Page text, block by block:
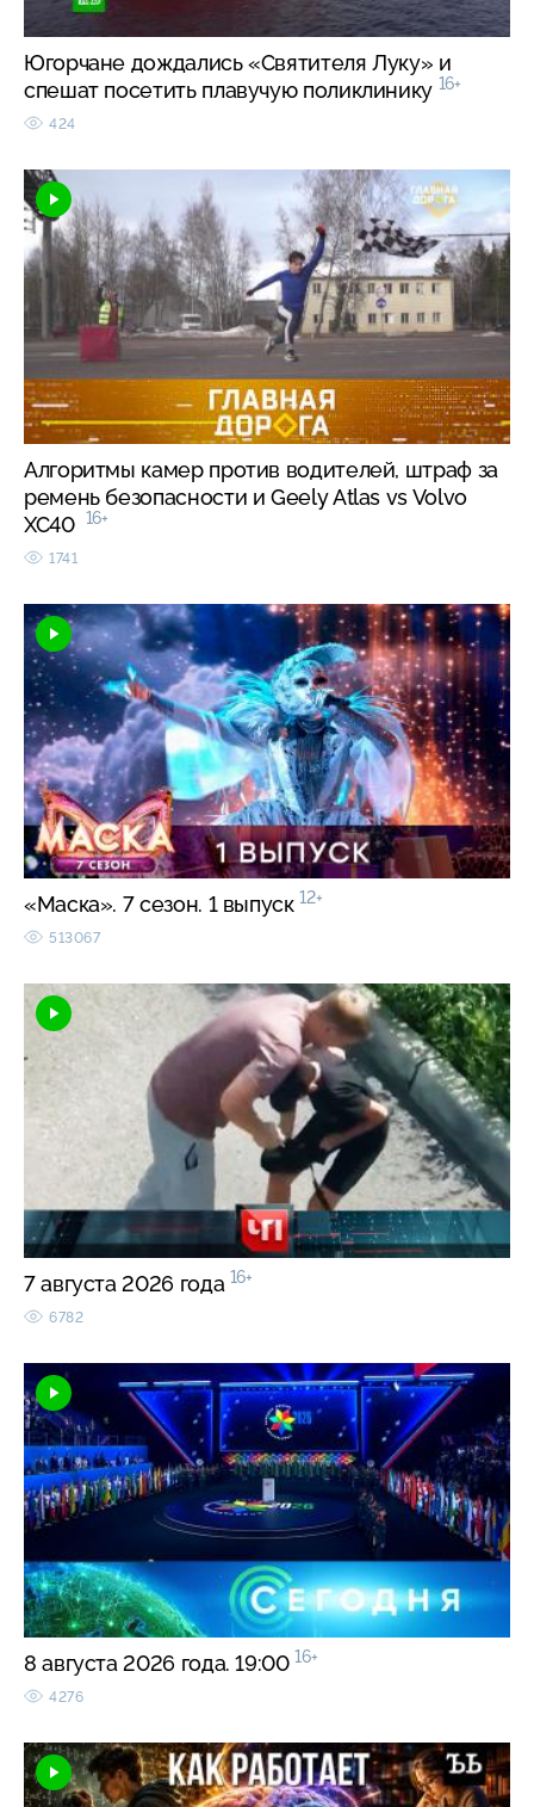
Югорчане дождались «Святителя Луку» и
спешат посетить плавучую поликлинику 16+
424
Алгоритмы камер против водителей, штраф за
ремень безопасности и Geely Atlas vs Volvo
XC40 16+
1741
«Маска». 7 сезон. 1 выпуск 12+
513067
7 августа 2026 года 16+
6782
8 августа 2026 года. 19:00 16+
4276